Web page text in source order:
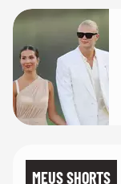
MEUS SHORTS